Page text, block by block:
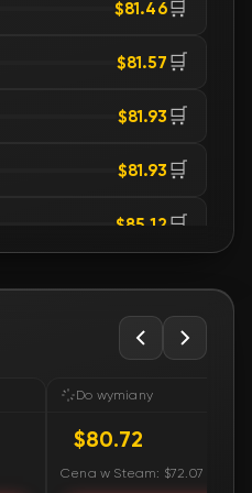
$81.46🛒
$81.57 🛒
$81.93 🛒
$81.93 🛒
$85.12 🛒
$89.95 🛒
$89.95
Do wymiany
$80.72
Cena w Steam: $72.07